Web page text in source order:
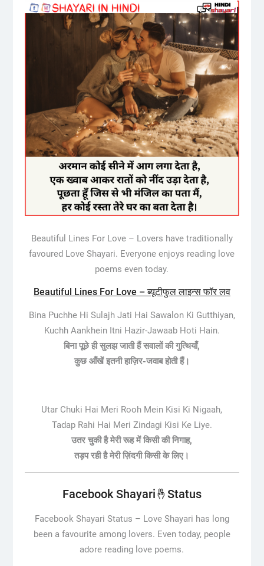
Beautiful Lines For Love – Lovers have traditionally
favoured Love Shayari. Everyone enjoys reading love
poems even today.
Beautiful Lines For Love – ब्यूटीफुल लाइन्स फॉर लव
Bina Puchhe Hi Sulajh Jati Hai Sawalon Ki Gutthiyan,
Kuchh Aankhein Itni Hazir-Jawaab Hoti Hain.
बिना पूछे ही सुलझ जाती हैं सवालों की गुत्थियाँ,
कुछ आँखें इतनी हाज़िर-जवाब होती हैं।
Utar Chuki Hai Meri Rooh Mein Kisi Ki Nigaah,
Tadap Rahi Hai Meri Zindagi Kisi Ke Liye.
उतर चुकी है मेरी रूह में किसी की निगाह,
तड़प रही है मेरी ज़िंदगी किसी के लिए।
Facebook Shayari🤞Status
Facebook Shayari Status – Love Shayari has long
been a favourite among lovers. Even today, people
adore reading love poems.